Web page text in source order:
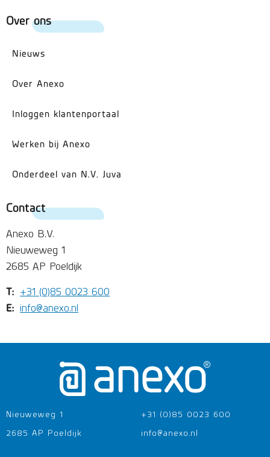
Over ons
Nieuws
Over Anexo
Inloggen klantenportaal
Werken bij Anexo
Onderdeel van N.V. Juva
Contact
Anexo B.V.
Nieuweweg 1
2685 AP Poeldijk
T: +31 (0)85 0023 600
E: info@anexo.nl
Nieuweweg 1
2685 AP Poeldijk
+31 (0)85 0023 600
info@anexo.nl